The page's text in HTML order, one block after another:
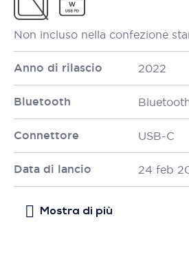
Non incluso nella confezione
Anno di rilascio 2022
Bluetooth
Connettore USB-C
Data di lancio 24 feb